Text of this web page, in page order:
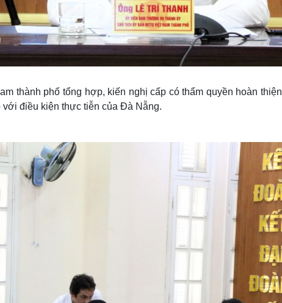
thành phố tổng hợp, kiến nghị cấp có thẩm quyền hoàn thiện
điều kiện thực tiễn của Đà Nẵng.